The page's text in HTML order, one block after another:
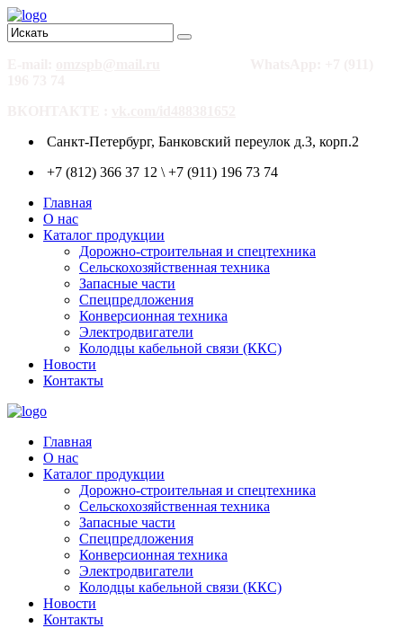
Санкт-Петербург, Банковский переулок д.3, корп.2
+7 (812) 366 37 12 \ +7 (911) 196 73 74
Главная
О нас
Каталог продукции
Дорожно-строительная и спецтехника
Сельскохозяйственная техника
Запасные части
Спецпредложения
Конверсионная техника
Электродвигатели
Колодцы кабельной связи (ККС)
Новости
Контакты
Главная
О нас
Каталог продукции
Дорожно-строительная и спецтехника
Сельскохозяйственная техника
Запасные части
Спецпредложения
Конверсионная техника
Электродвигатели
Колодцы кабельной связи (ККС)
Новости
Контакты